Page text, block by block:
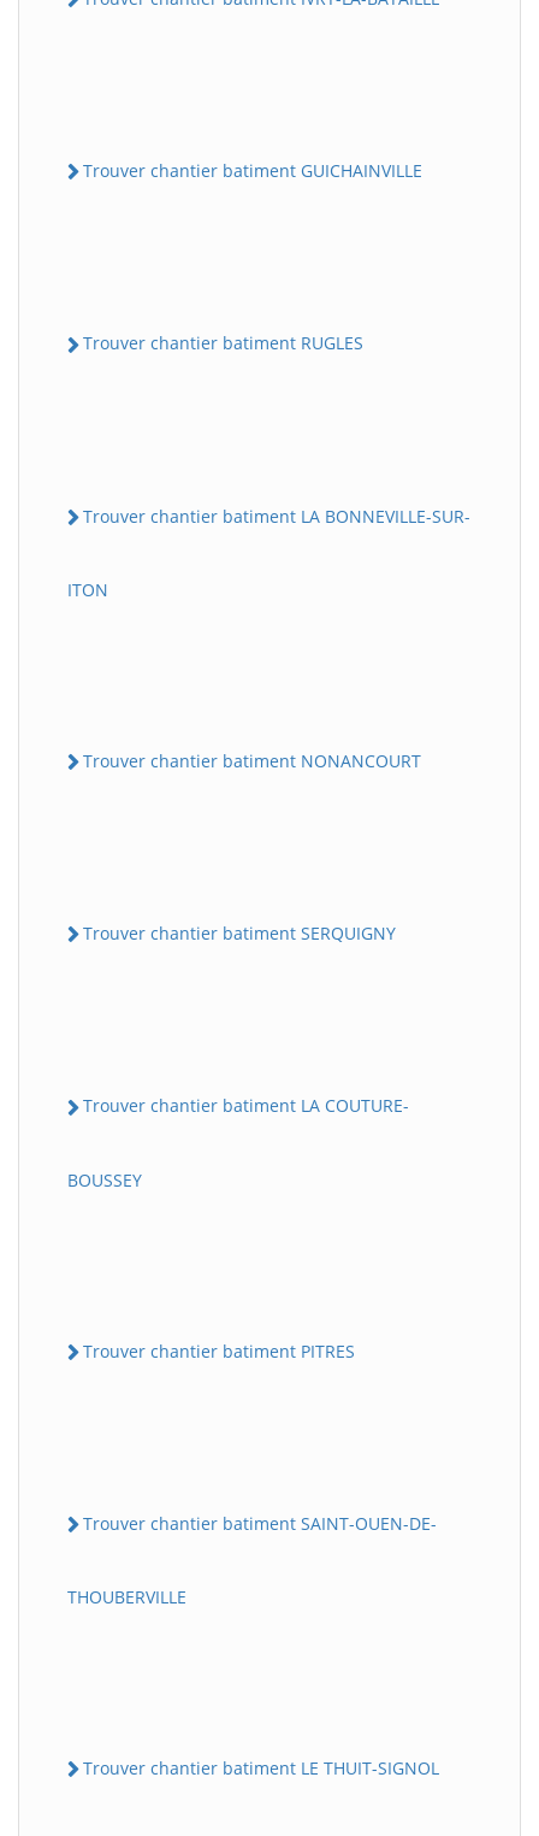
Trouver chantier batiment GUICHAINVILLE
Trouver chantier batiment RUGLES
Trouver chantier batiment LA BONNEVILLE-SUR-
ITON
Trouver chantier batiment NONANCOURT
Trouver chantier batiment SERQUIGNY
Trouver chantier batiment LA COUTURE-
BOUSSEY
Trouver chantier batiment PITRES
Trouver chantier batiment SAINT-OUEN-DE-
THOUBERVILLE
Trouver chantier batiment LE THUIT-SIGNOL